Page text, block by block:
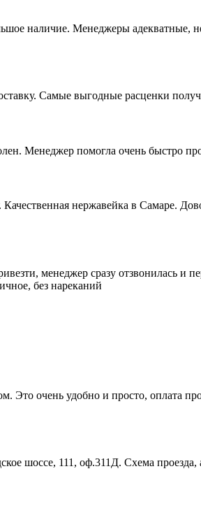
наличие. Менеджеры
Самые выгодные расценки
Менеджер помогла очень быстро
Качественная нержавейка в Самаре.
менеджер сразу отзвонилась
без нареканий
Это очень удобно и просто, оплата
шоссе, 111, оф.311Д. Схема проезда,